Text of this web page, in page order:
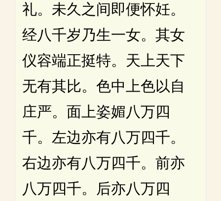
礼。未久之间即便怀妊。
经八千岁乃生一女。其女
仪容端正挺特。天上天下
无有其比。色中上色以自
庄严。面上姿媚八万四
千。左边亦有八万四千。
右边亦有八万四千。前亦
八万四千。后亦八万四